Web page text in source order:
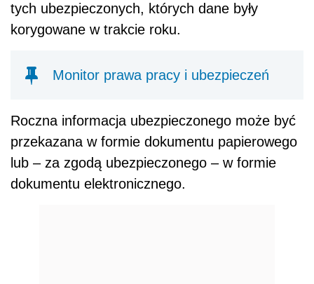
tych ubezpieczonych, których dane były
korygowane w trakcie roku.
Monitor prawa pracy i ubezpieczeń
Roczna informacja ubezpieczonego może być
przekazana w formie dokumentu papierowego
lub – za zgodą ubezpieczonego – w formie
dokumentu elektronicznego.